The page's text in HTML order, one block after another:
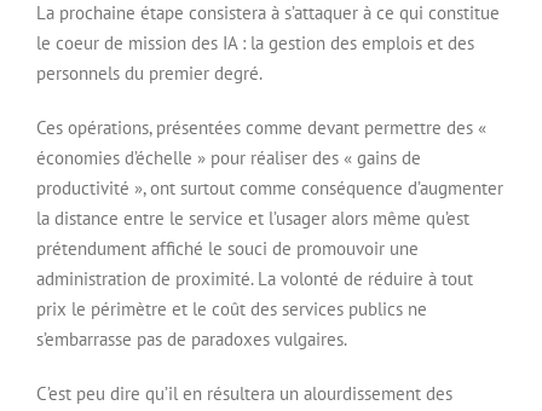
La prochaine étape consistera à s’attaquer à ce qui constitue
le coeur de mission des IA : la gestion des emplois et des
personnels du premier degré.
Ces opérations, présentées comme devant permettre des «
économies d’échelle » pour réaliser des « gains de
productivité », ont surtout comme conséquence d’augmenter
la distance entre le service et l’usager alors même qu’est
prétendument affiché le souci de promouvoir une
administration de proximité. La volonté de réduire à tout
prix le périmètre et le coût des services publics ne
s’embarrasse pas de paradoxes vulgaires.
C’est peu dire qu’il en résultera un alourdissement des